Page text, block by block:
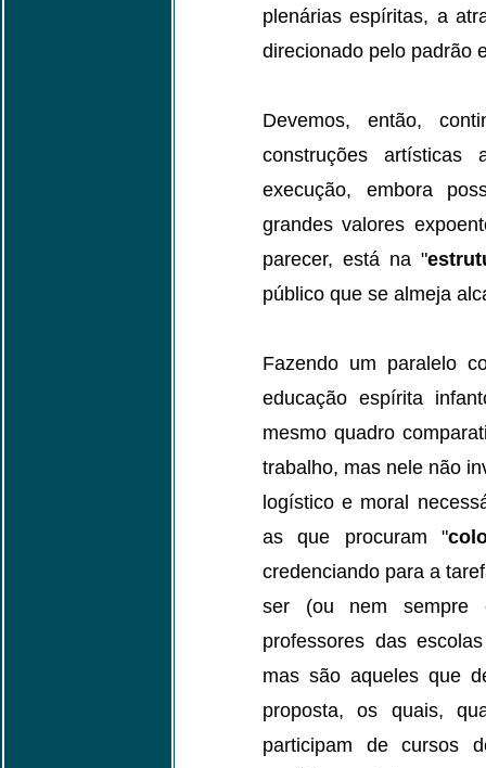
plenárias espíritas, a
direcionado pelo padrão
Devemos, então,
construções artísticas
execução, embora
grandes valores
parecer, está na "
público que se almeja
Fazendo um paralelo
educação espírita
mesmo quadro
trabalho, mas nele não
logístico e moral
as que procuram "
credenciando para a
ser (ou nem sempre
professores das
mas são aqueles que
proposta, os quais,
participam de cursos